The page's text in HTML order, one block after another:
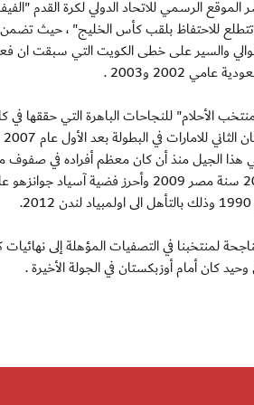
11 نوفمبر 2014 : نشر الموقع الرسمي للاتحاد الدولي
تتطلع للاحتفاظ بلقب كأس الخليج" ، حيث
كان أمام أوزبكستان في الجولة الأخيرة .